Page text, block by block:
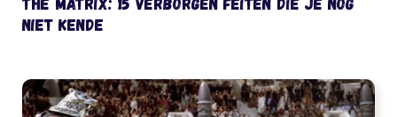
niet kende